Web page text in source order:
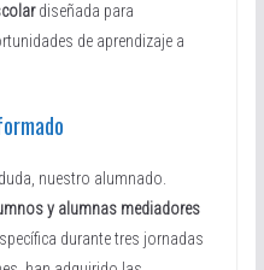
diseñada para
de aprendizaje a
nuestro alumnado.
y alumnas mediadores
durante tres jornadas